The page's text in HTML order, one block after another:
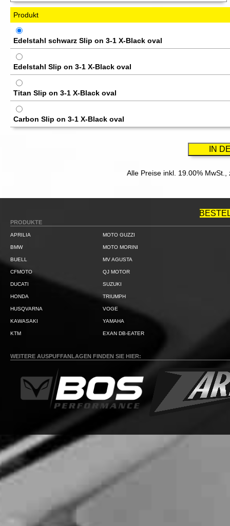
Produkt
Edelstahl schwarz Slip on 3-1 X-Black oval
Edelstahl Slip on 3-1 X-Black oval
Titan Slip on 3-1 X-Black oval
Carbon Slip on 3-1 X-Black oval
Alle Preise inkl. 19.00% MwSt.,
PRODUKTE
APRILIA
BMW
BUELL
CFMOTO
DUCATI
HONDA
HUSQVARNA
KAWASAKI
KTM
MOTO GUZZI
MOTO MORINI
MV AGUSTA
QJ MOTOR
SUZUKI
TRIUMPH
VOGE
YAMAHA
EXAN DB-EATER
WEITERE AUSPUFFANLAGEN FINDEN SIE HIER: